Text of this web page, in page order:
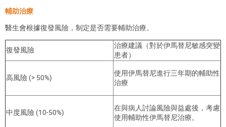
輔助治療
醫生會根據復發風險，制定是否需要輔助治療。
復發風險
治療建議（對於伊馬替尼敏感突變
患者）
高風險 (> 50%)
使用伊馬替尼進行三年期的輔助性
治療
中度風險 (10-50%)
在與病人討論風險與益處後，考慮
使用輔助性伊馬替尼治療。